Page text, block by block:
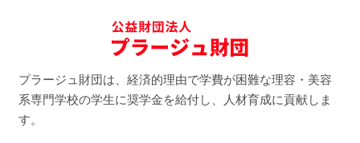
プラージュ財団は、経済的理由で学費が困難な理容・美容
系専門学校の学生に奨学金を給付し、人材育成に貢献しま
す。